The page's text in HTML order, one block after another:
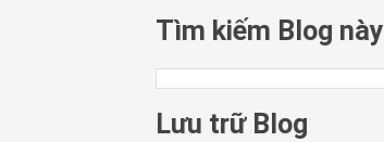
Tìm kiếm Blog này
Lưu trữ Blog